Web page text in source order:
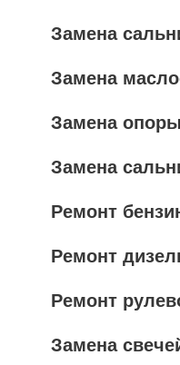
Замена
Замена
Замена
Замена
Ремонт
Ремонт
Ремонт
Замена